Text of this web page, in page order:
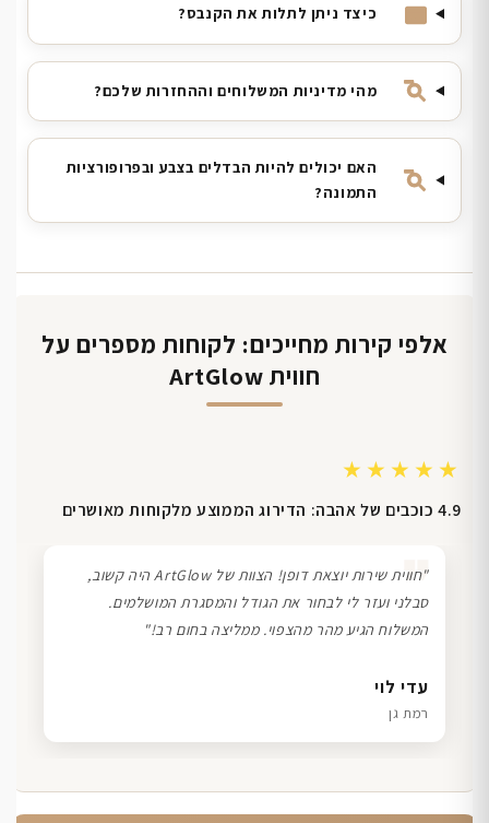
כיצד ניתן לתלות את הקנבס?
מהי מדיניות המשלוחים וההחזרות שלכם?
האם יכולים להיות הבדלים בצבע ובפרופורציות
התמונה?
אלפי קירות מחייכים: לקוחות מספרים על
חווית ArtGlow
★★★★★
4.9 כוכבים של אהבה: הדירוג הממוצע מלקוחות מאושרים
שרון כהן
תל אביב
❞
"חווית שירות יוצאת דופן! הצוות של ArtGlow היה קשוב,
סבלני ועזר לי לבחור את הגודל והמסגרת המושלמים.
המשלוח הגיע מהר מהצפוי. ממליצה בחום רב!"
עדי לוי
רמת גן
דנה גל
חיפה
ליאת ויוסי מ.
הוד השרון